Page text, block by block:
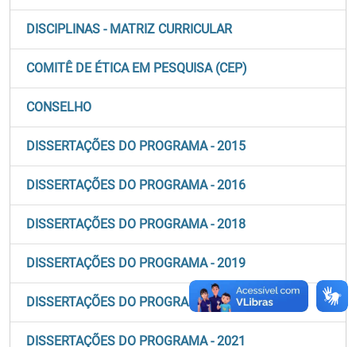
DISCIPLINAS - MATRIZ CURRICULAR
COMITÊ DE ÉTICA EM PESQUISA (CEP)
CONSELHO
DISSERTAÇÕES DO PROGRAMA - 2015
DISSERTAÇÕES DO PROGRAMA - 2016
DISSERTAÇÕES DO PROGRAMA - 2018
DISSERTAÇÕES DO PROGRAMA - 2019
DISSERTAÇÕES DO PROGRAMA - 2020
DISSERTAÇÕES DO PROGRAMA - 2021